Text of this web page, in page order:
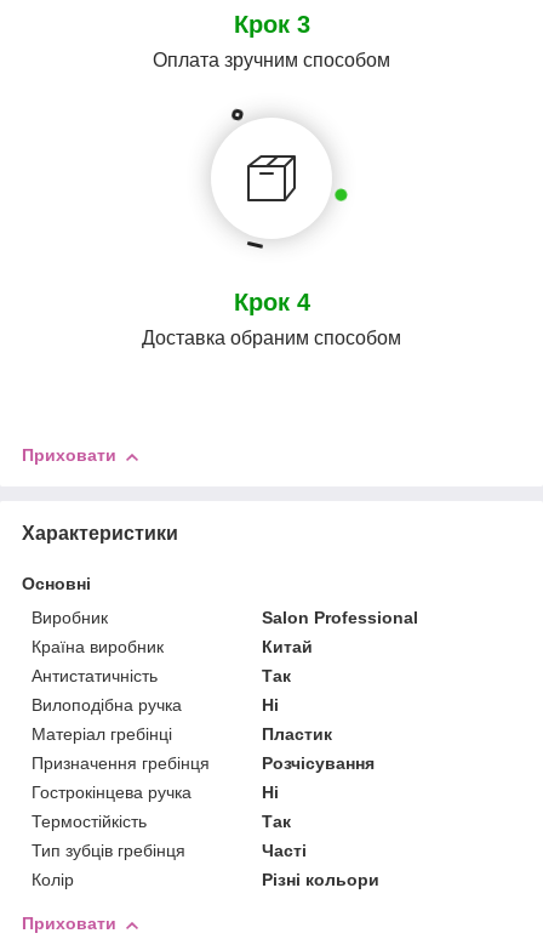
Крок 3
Оплата зручним способом
Крок 4
Доставка обраним способом
Приховати
Характеристики
Основні
Виробник
Salon Professional
Країна виробник
Китай
Антистатичність
Так
Вилоподібна ручка
Ні
Матеріал гребінці
Пластик
Призначення гребінця
Розчісування
Гострокінцева ручка
Ні
Термостійкість
Так
Тип зубців гребінця
Часті
Колір
Різні кольори
Приховати